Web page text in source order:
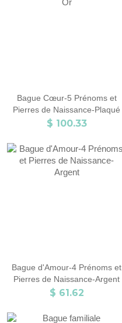
Bague Cœur-5 Prénoms et
Pierres de Naissance-Plaqué
Or
$ 100.33
Bague d'Amour-4 Prénoms et
Pierres de Naissance-Argent
$ 61.62